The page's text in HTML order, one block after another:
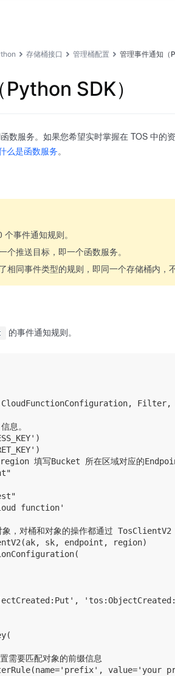
存储桶接口 管理桶配置 管理事件通知（
SDK）
数服务。如果您希望实时掌握在 TOS 中的
么是函数服务。
事件通知规则。
推送目标，即一个函数服务。
相同事件类型的规则，即同一个存储桶内，
的事件通知规则。
CloudFunctionConfiguration,
息。
填写Bucket 所在区域对应的
function'
，对桶和对象的操作都通过 TosClientV2
sk, endpoint, region)
要匹配对象的前缀信息
value='your